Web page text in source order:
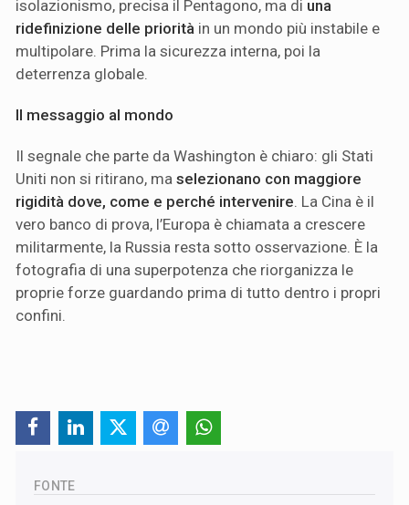
isolazionismo, precisa il Pentagono, ma di una
ridefinizione delle priorità in un mondo più instabile e
multipolare. Prima la sicurezza interna, poi la
deterrenza globale.
Il messaggio al mondo
Il segnale che parte da Washington è chiaro: gli Stati
Uniti non si ritirano, ma selezionano con maggiore
rigidità dove, come e perché intervenire. La Cina è il
vero banco di prova, l’Europa è chiamata a crescere
militarmente, la Russia resta sotto osservazione. È la
fotografia di una superpotenza che riorganizza le
proprie forze guardando prima di tutto dentro i propri
confini.
FONTE